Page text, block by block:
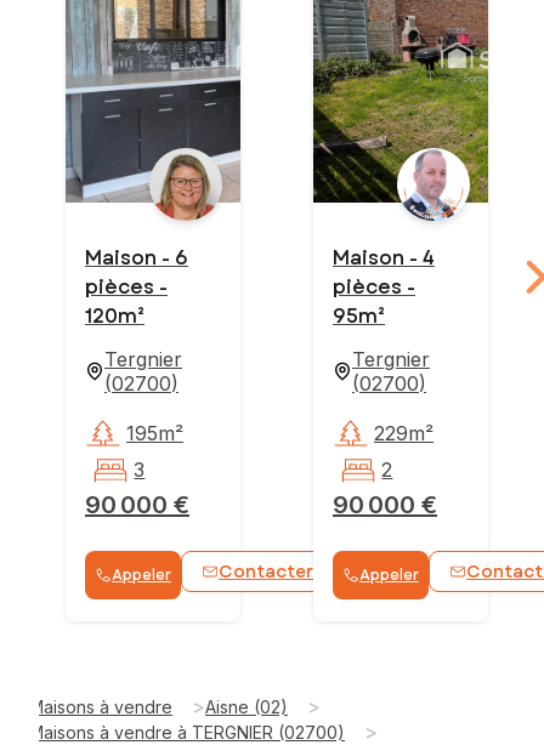
Maison - 6
pièces -
120m²
Tergnier
(02700)
90 000 €
195m²
3
Appeler Contacter WhatsApp
Maison - 4
pièces -
95m²
Tergnier
(02700)
90 000 €
229m²
2
Appeler
Maisons à vendre >Aisne (02) >
Maisons à vendre à TERGNIER (02700) >